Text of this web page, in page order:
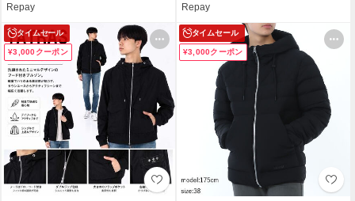
Repay Repay
タイムセール
¥3,000クーポン
タイムセール
¥3,000クーポン